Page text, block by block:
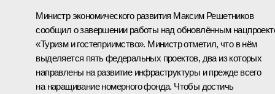
Министр экономического развития Максим Решетников
сообщил о завершении работы над обновлённым
«Туризм и гостеприимство». Министр отметил, что в нём
выделяется пять федеральных проектов, два из которых
направлены на развитие инфраструктуры и прежде всего
на наращивание номерного фонда. Чтобы достичь